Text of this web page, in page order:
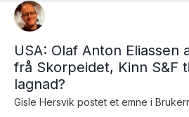
USA: Olaf Anton Eliassen
frå Skorpeidet, Kinn S&F
lagnad?
Gisle Hersvik postet et emne i